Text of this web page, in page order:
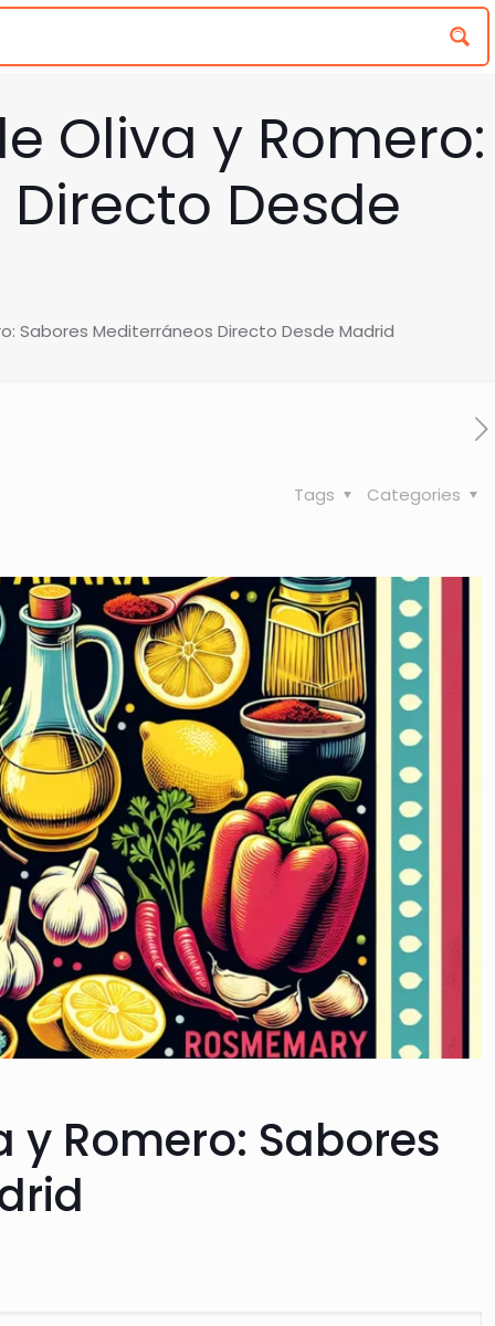
Oliva y Romero:
Desde
Sabores Mediterráneos Directo Desde Madrid
Categories
Tags
y Romero: Sabores